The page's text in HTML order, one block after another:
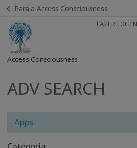
Para a Access Consciousness
FAZER LOGIN
Access Consciousness
Fazer
login
sua
conta
ADV SEARCH
Apps